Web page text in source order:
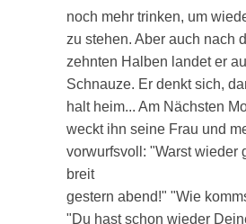
noch mehr trinken, um
zu stehen. Aber auch nach
zehnten Halben landet er
Schnauze. Er denkt sich,
halt heim... Am Nächsten
weckt ihn seine Frau und
vorwurfsvoll: "Warst wieder
breit
gestern abend!" "Wie
"Du hast schon wieder